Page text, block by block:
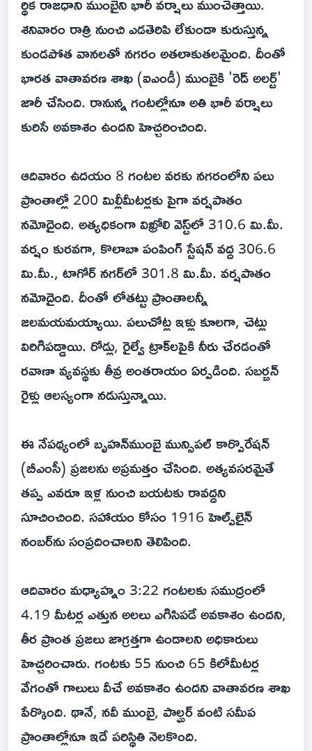
శనివారం రాత్రి నుంచి ఎడతెరిపి లేకుండా కురుస్తున్న
కుండపోత వానలతో నగరం అతలాకుతలమైంది. దీంతో
భారత వాతావరణ శాఖ (ఐఎండీ) ముంబైకి 'రెడ్ అలర్ట్'
జారీ చేసింది. రానున్న గంటల్లోనూ అతి భారీ వర్షాలు
కురిసే అవకాశం ఉందని హెచ్చరించింది.
ఆదివారం ఉదయం 8 గంటల వరకు నగరంలోని పలు
ప్రాంతాల్లో 200 మిల్లీమీటర్లకు పైగా వర్షపాతం
నమోదైంది. అత్యధికంగా విఖ్రోలి వెస్ట్‌లో 310.6 మి.మీ.
వర్షం కురవగా, కొలాబా పంపింగ్ స్టేషన్ వద్ద 306.6
మి.మీ., టాగోర్ నగర్‌లో 301.8 మి.మీ. వర్షపాతం
నమోదైంది. దీంతో లోతట్టు ప్రాంతాలన్నీ
జలమయమయ్యాయి. పలుచోట్ల ఇళ్లు కూలగా, చెట్లు
విరిగిపడ్డాయి. రోడ్లు, రైల్వే ట్రాక్‌లపైకి నీరు చేరడంతో
రవాణా వ్యవస్థకు తీవ్ర అంతరాయం ఏర్పడింది. సబర్బన్
రైళ్లు ఆలస్యంగా నడుస్తున్నాయి.
ఈ నేపథ్యంలో బృహన్‌ముంబై మున్సిపల్ కార్పొరేషన్
(బీఎంసీ) ప్రజలను అప్రమత్తం చేసింది. అత్యవసరమైతే
తప్ప ఎవరూ ఇళ్ల నుంచి బయటకు రావద్దని
సూచించింది. సహాయం కోసం 1916 హెల్ప్‌లైన్
నంబర్‌ను సంప్రదించాలని తెలిపింది.
ఆదివారం మధ్యాహ్నం 3:22 గంటలకు సముద్రంలో
4.19 మీటర్ల ఎత్తున అలలు ఎగిసిపడే అవకాశం ఉందని,
తీర ప్రాంత ప్రజలు జాగ్రత్తగా ఉండాలని అధికారులు
హెచ్చరించారు. గంటకు 55 నుంచి 65 కిలోమీటర్ల
వేగంతో గాలులు వీచే అవకాశం ఉందని వాతావరణ శాఖ
పేర్కొంది. థానే, నవీ ముంబై, పాల్ఘర్ వంటి సమీప
ప్రాంతాల్లోనూ ఇదే పరిస్థితి నెలకొంది.